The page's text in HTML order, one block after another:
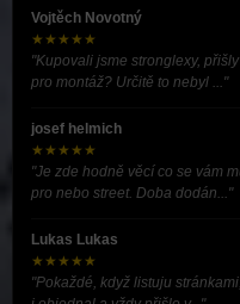
Vojtěch Novotný
★★★★★
"Kupovali jsme stronglexy,
pro montáž? Určitě to nebyl ..."
josef helmich
★★★★★
"Je zde hodně věcí co se vám
pro nebo street. Doba dodán..."
Lukas Lukas
★★★★★
"Pokaždé, když listuju